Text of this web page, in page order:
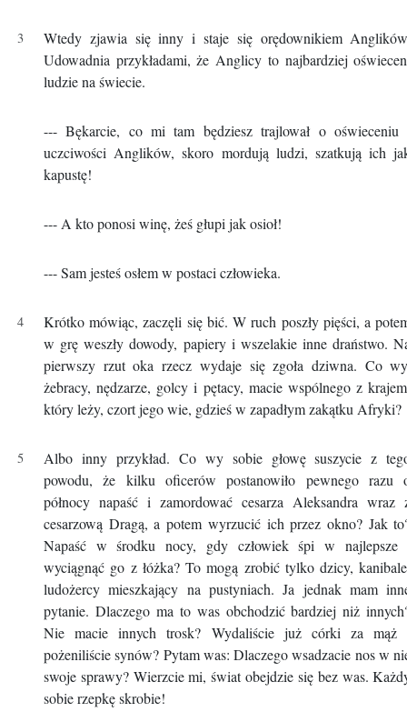
Wtedy zjawia się inny i staje się orędownikiem
Udowadnia przykładami, że Anglicy to najbardziej
ludzie na świecie.
--- Bękarcie, co mi tam będziesz trajlował o oświeceniu
uczciwości Anglików, skoro mordują ludzi, szatkują ich
kapustę!
--- A kto ponosi winę, żeś głupi jak osioł!
--- Sam jesteś osłem w postaci człowieka.
Krótko mówiąc, zaczęli się bić. W ruch poszły pięści, a
w grę weszły dowody, papiery i wszelakie inne draństwo.
pierwszy rzut oka rzecz wydaje się zgoła dziwna. Co
żebracy, nędzarze, golcy i pętacy, macie wspólnego z
który leży, czort jego wie, gdzieś w zapadłym zakątku Afryki?
Albo inny przykład. Co wy sobie głowę suszycie z
powodu, że kilku oficerów postanowiło pewnego razu
północy napaść i zamordować cesarza Aleksandra wraz
cesarzową Dragą, a potem wyrzucić ich przez okno? Jak
Napaść w środku nocy, gdy człowiek śpi w najlepsze
wyciągnąć go z łóżka? To mogą zrobić tylko dzicy,
ludożercy mieszkający na pustyniach. Ja jednak mam
pytanie. Dlaczego ma to was obchodzić bardziej niż
Nie macie innych trosk? Wydaliście już córki za mąż
pożeniliście synów? Pytam was: Dlaczego wsadzacie nos w
swoje sprawy? Wierzcie mi, świat obejdzie się bez was.
sobie rzepkę skrobie!